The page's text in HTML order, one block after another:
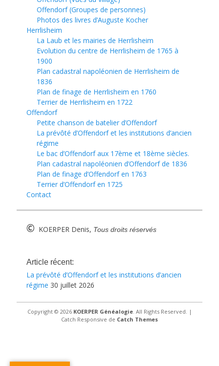
Offendorf (Groupes de personnes)
Photos des livres d’Auguste Kocher
Herrlisheim
La Laub et les mairies de Herrlisheim
Evolution du centre de Herrlisheim de 1765 à
1900
Plan cadastral napoléonien de Herrlisheim de
1836
Plan de finage de Herrlisheim en 1760
Terrier de Herrlisheim en 1722
Offendorf
Petite chanson de batelier d’Offendorf
La prévôté d’Offendorf et les institutions d’ancien
régime
Le bac d’Offendorf aux 17ème et 18ème siècles.
Plan cadastral napoléonien d’Offendorf de 1836
Plan de finage d’Offendorf en 1763
Terrier d’Offendorf en 1725
Contact
© KOERPER Denis, Tous droits réservés
Article récent:
La prévôté d’Offendorf et les institutions d’ancien
régime 30 juillet 2026
Copyright © 2026 KOERPER Généalogie. All Rights Reserved. |
Catch Responsive de Catch Themes